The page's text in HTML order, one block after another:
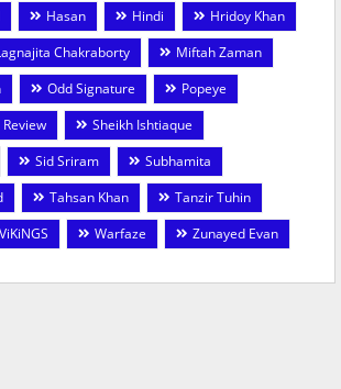
Hasan Hindi
Hridoy Khan
Chakraborty
Miftah Zaman
Odd Signature
Popeye
Review
Sheikh Ishtiaque
Sid Sriram
Subhamita
Tahsan Khan
Tanzir Tuhin
ViKiNGS Warfaze Zunayed Evan